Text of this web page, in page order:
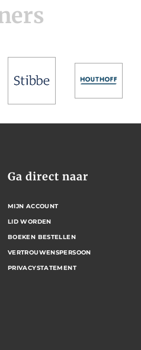
Ga direct naar
MIJN ACCOUNT
LID WORDEN
BOEKEN BESTELLEN
VERTROUWENSPERSOON
PRIVACYSTATEMENT